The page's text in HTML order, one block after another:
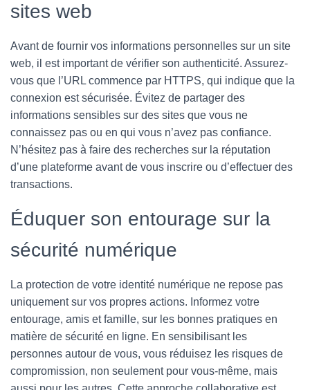
sites web
Avant de fournir vos informations personnelles sur un site
web, il est important de vérifier son authenticité. Assurez-
vous que l’URL commence par HTTPS, qui indique que la
connexion est sécurisée. Évitez de partager des
informations sensibles sur des sites que vous ne
connaissez pas ou en qui vous n’avez pas confiance.
N’hésitez pas à faire des recherches sur la réputation
d’une plateforme avant de vous inscrire ou d’effectuer des
transactions.
Éduquer son entourage sur la
sécurité numérique
La protection de votre identité numérique ne repose pas
uniquement sur vos propres actions. Informez votre
entourage, amis et famille, sur les bonnes pratiques en
matière de sécurité en ligne. En sensibilisant les
personnes autour de vous, vous réduisez les risques de
compromission, non seulement pour vous-même, mais